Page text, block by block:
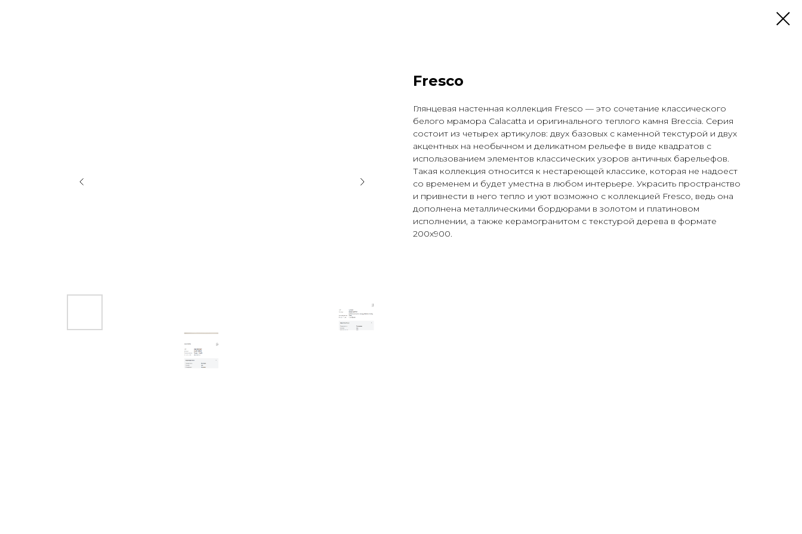
Fresco
Глянцевая настенная коллекция Fresco — это сочетание классического
белого мрамора Calacatta и оригинального теплого камня Breccia. Серия
состоит из четырех артикулов: двух базовых с каменной текстурой и двух
акцентных на необычном и деликатном рельефе в виде квадратов с
использованием элементов классических узоров античных барельефов.
Такая коллекция относится к нестареющей классике, которая не надоест
со временем и будет уместна в любом интерьере. Украсить пространство
и привнести в него тепло и уют возможно с коллекцией Fresco, ведь она
дополнена металлическими бордюрами в золотом и платиновом
исполнении, а также керамогранитом с текстурой дерева в формате
200х900.